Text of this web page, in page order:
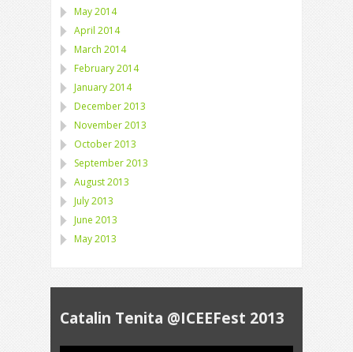
May 2014
April 2014
March 2014
February 2014
January 2014
December 2013
November 2013
October 2013
September 2013
August 2013
July 2013
June 2013
May 2013
Catalin Tenita @ICEEFest 2013